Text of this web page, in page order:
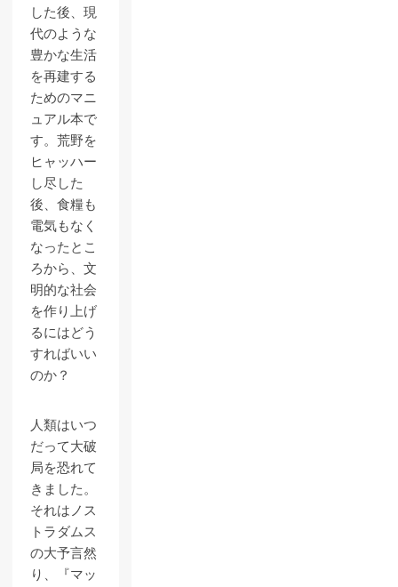
した後、現
代のような
豊かな生活
を再建する
ためのマニ
ュアル本で
す。荒野を
ヒャッハー
し尽した
後、食糧も
電気もなく
なったとこ
ろから、文
明的な社会
を作り上げ
るにはどう
すればいい
のか？
人類はいつ
だって大破
局を恐れて
きました。
それはノス
トラダムス
の大予言然
り、『マッ